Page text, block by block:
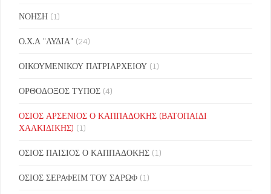
ΝΟΗΣΗ (1)
Ο.Χ.Α "ΛΥΔΙΑ" (24)
ΟΙΚΟΥΜΕΝΙΚΟΥ ΠΑΤΡΙΑΡΧΕΙΟΥ (1)
ΟΡΘΟΔΟΞΟΣ ΤΥΠΟΣ (4)
ΟΣΙΟΣ ΑΡΣΕΝΙΟΣ Ο ΚΑΠΠΑΔΟΚΗΣ (ΒΑΤΟΠΑΙΔΙ
ΧΑΛΚΙΔΙΚΗΣ) (1)
ΟΣΙΟΣ ΠΑΙΣΙΟΣ Ο ΚΑΠΠΑΔΟΚΗΣ (1)
ΟΣΙΟΣ ΣΕΡΑΦΕΙΜ ΤΟΥ ΣΑΡΩΦ (1)